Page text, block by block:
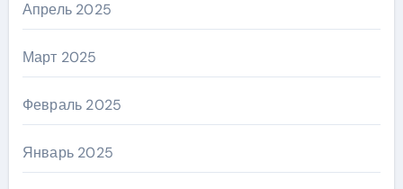
Апрель 2025
Март 2025
Февраль 2025
Январь 2025